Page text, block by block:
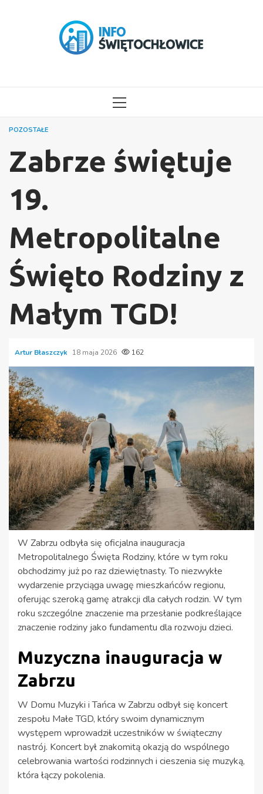
MENU
POZOSTAŁE
Zabrze świętuje
19.
Metropolitalne
Święto Rodziny z
Małym TGD!
Artur Błaszczyk 18 maja 2026 162
W Zabrzu odbyła się oficjalna inauguracja
Metropolitalnego Święta Rodziny, które w tym roku
obchodzimy już po raz dziewiętnasty. To niezwykłe
wydarzenie przyciąga uwagę mieszkańców regionu,
oferując szeroką gamę atrakcji dla całych rodzin. W tym
roku szczególne znaczenie ma przesłanie podkreślające
znaczenie rodziny jako fundamentu dla rozwoju dzieci.
Muzyczna inauguracja w
Zabrzu
W Domu Muzyki i Tańca w Zabrzu odbył się koncert
zespołu Małe TGD, który swoim dynamicznym
występem wprowadził uczestników w świąteczny
nastrój. Koncert był znakomitą okazją do wspólnego
celebrowania wartości rodzinnych i cieszenia się muzyką,
która łączy pokolenia.